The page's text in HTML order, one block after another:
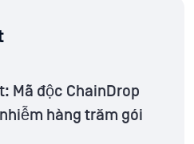
Mã độc ChainDrop
hàng trăm gói